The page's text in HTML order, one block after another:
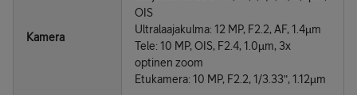
Kamera
OIS
Ultralaajakulma: 12 MP, F2.2, AF, 1.4µm
Tele: 10 MP, OIS, F2.4, 1.0µm, 3x
optinen zoom
Etukamera: 10 MP, F2.2, 1/3.33ʺ, 1.12µm